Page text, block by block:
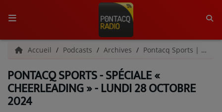
ACCUEIL
RADIO
QUI SOMMES-NOUS ?
Accueil Podcasts Archives Pontacq Sports | Archives
PONTACQ SPORTS - SPÉCIALE «
CHEERLEADING » - LUNDI 28 OCTOBRE
2024